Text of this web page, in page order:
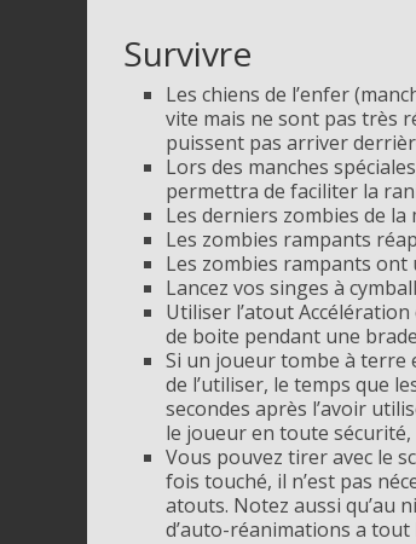
Survivre
Les chiens de l’enfer
vite mais ne sont pas très
puissent pas arriver
Lors des manches
permettra de faciliter la
Les derniers zombies de
Les zombies rampants
Les zombies rampants ont
Lancez vos singes à
Utiliser l’atout
de boite pendant une
Si un joueur tombe à terre
de l’utiliser, le temps que
secondes après l’avoir
le joueur en toute sécurité,
Vous pouvez tirer avec le
fois touché, il n’est pas
atouts. Notez aussi qu’au
d’auto-réanimations a tout